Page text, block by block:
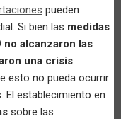
pueden
Si bien las medidas
no alcanzaron las
una crisis
esto no pueda ocurrir
El establecimiento en
sobre las